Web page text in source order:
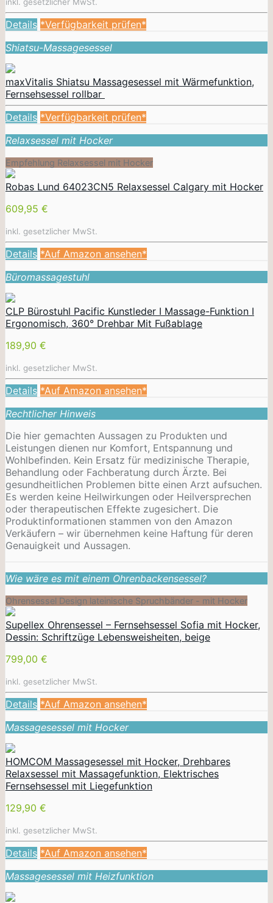
Details *Verfügbarkeit prüfen*
Shiatsu-Massagesessel
maxVitalis Shiatsu Massagesessel mit Wärmefunktion,
Fernsehsessel rollbar
Details *Verfügbarkeit prüfen*
Relaxsessel mit Hocker
Empfehlung Relaxsessel mit Hocker
Robas Lund 64023CN5 Relaxsessel Calgary mit Hocker
609,95 €
inkl. gesetzlicher MwSt.
Details *Auf Amazon ansehen*
Büromassagestuhl
CLP Bürostuhl Pacific Kunstleder I Massage-Funktion I
Ergonomisch, 360° Drehbar Mit Fußablage
189,90 €
inkl. gesetzlicher MwSt.
Details *Auf Amazon ansehen*
Rechtlicher Hinweis
Die hier gemachten Aussagen zu Produkten und
Leistungen dienen nur Komfort, Entspannung und
Wohlbefinden. Kein Ersatz für medizinische Therapie,
Behandlung oder Fachberatung durch Ärzte. Bei
gesundheitlichen Problemen bitte einen Arzt aufsuchen.
Es werden keine Heilwirkungen oder Heilversprechen
oder therapeutischen Effekte zugesichert. Die
Produktinformationen stammen von den Amazon
Verkäufern – wir übernehmen keine Haftung für deren
Genauigkeit und Aussagen.
Wie wäre es mit einem Ohrenbackensessel?
Ohrensessel Design lateinische Spruchbänder - mit Hocker
Supellex Ohrensessel – Fernsehsessel Sofia mit Hocker,
Dessin: Schriftzüge Lebensweisheiten, beige
799,00 €
inkl. gesetzlicher MwSt.
Details *Auf Amazon ansehen*
Massagesessel mit Hocker
HOMCOM Massagesessel mit Hocker, Drehbares
Relaxsessel mit Massagefunktion, Elektrisches
Fernsehsessel mit Liegefunktion
129,90 €
inkl. gesetzlicher MwSt.
Details *Auf Amazon ansehen*
Massagesessel mit Heizfunktion